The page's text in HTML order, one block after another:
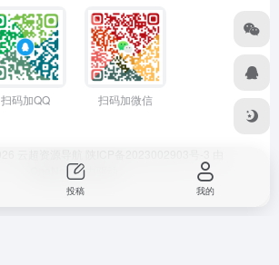
扫码加QQ 扫码加微信
OneNav强力驱动
投稿 我的